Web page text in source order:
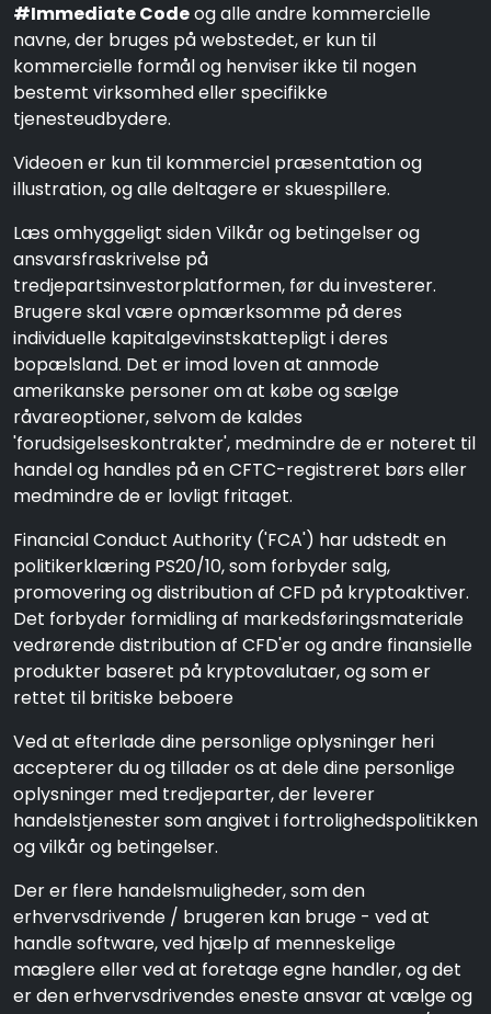
#Immediate Codeog alle andre kommercielle
navne, der bruges på webstedet, er kun til
kommercielle formål og henviser ikke til nogen
bestemt virksomhed eller specifikke
tjenesteudbydere.
Videoen er kun til kommerciel præsentation og
illustration, og alle deltagere er skuespillere.
Læs omhyggeligt siden Vilkår og betingelser og
ansvarsfraskrivelse på
tredjepartsinvestorplatformen, før du investerer.
Brugere skal være opmærksomme på deres
individuelle kapitalgevinstskattepligt i deres
bopælsland. Det er imod loven at anmode
amerikanske personer om at købe og sælge
råvareoptioner, selvom de kaldes
'forudsigelseskontrakter', medmindre de er noteret til
handel og handles på en CFTC-registreret børs eller
medmindre de er lovligt fritaget.
Financial Conduct Authority ('FCA') har udstedt en
politikerklæring PS20/10, som forbyder salg,
promovering og distribution af CFD på kryptoaktiver.
Det forbyder formidling af markedsføringsmateriale
vedrørende distribution af CFD'er og andre finansielle
produkter baseret på kryptovalutaer, og som er
rettet til britiske beboere
Ved at efterlade dine personlige oplysninger heri
accepterer du og tillader os at dele dine personlige
oplysninger med tredjeparter, der leverer
handelstjenester som angivet i fortrolighedspolitikken
og vilkår og betingelser.
Der er flere handelsmuligheder, som den
erhvervsdrivende / brugeren kan bruge - ved at
handle software, ved hjælp af menneskelige
mæglere eller ved at foretage egne handler, og det
er den erhvervsdrivendes eneste ansvar at vælge og